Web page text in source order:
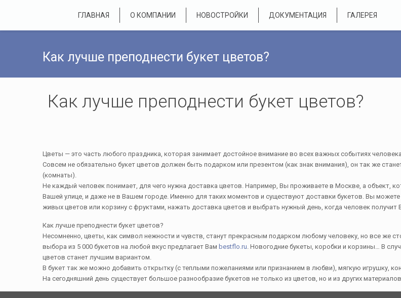
ГЛАВНАЯ О КОМПАНИИ НОВОСТРОЙКИ ДОКУМЕНТАЦИЯ ГАЛЕРЕЯ
Как лучше преподнести букет цветов?
Как лучше преподнести букет цветов?
Цветы — это часть любого праздника, которая занимает достойное внимание во всех важных событиях
Совсем не обязательно букет цветов должен быть подарком или презентом (как знак внимания), он так же
(комнаты).
Не каждый человек понимает, для чего нужна доставка цветов. Например, Вы проживаете в Москве, а объект,
Вашей улице, и даже не в Вашем городе. Именно для таких моментов и существуют доставки букетов. Вы можете
живых цветов или корзину с фруктами, нажать доставка цветов и выбрать нужный день, когда человек получит
Как лучше преподнести букет цветов?
Несомненно, цветы, как символ нежности и чувств, станут прекрасным подарком любому человеку, но все же
выбора из 5 000 букетов на любой вкус предлагает Вам bestflo.ru. Новогодние букеты, коробки и корзины… В
цветов станет лучшим вариантом.
В букет так же можно добавить открытку (с теплыми пожеланиями или признанием в любви), мягкую игрушку,
На сегодняшний день существует большое разнообразие букетов не только из цветов, но и из других